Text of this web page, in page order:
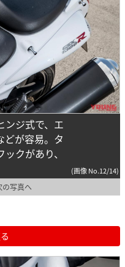
ンジ式で、エ
どが容易。タ
クがあり、
(画像 No.12/14)
の写真へ